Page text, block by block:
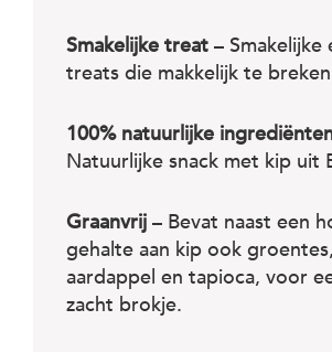
Smakelijke treat – Smakelijke
treats die makkelijk te
100% natuurlijke
Natuurlijke snack met kip uit
Graanvrij – Bevat naast een
gehalte aan kip ook
aardappel en tapioca, voor
zacht brokje.